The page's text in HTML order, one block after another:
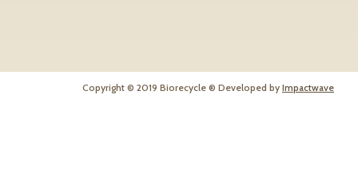
Copyright © 2019 Biorecycle ® Developed by Impactwave